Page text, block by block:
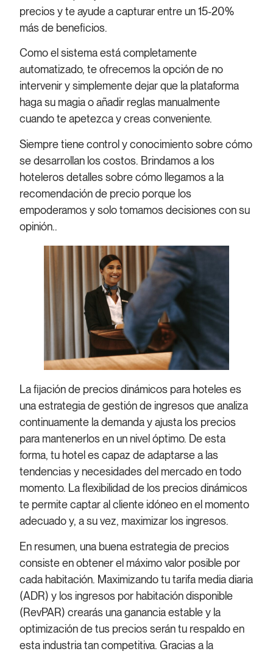
precios y te ayude a capturar entre un 15-20%
más de beneficios.
Como el sistema está completamente
automatizado, te ofrecemos la opción de no
intervenir y simplemente dejar que la plataforma
haga su magia o añadir reglas manualmente
cuando te apetezca y creas conveniente.
Siempre tiene control y conocimiento sobre cómo
se desarrollan los costos. Brindamos a los
hoteleros detalles sobre cómo llegamos a la
recomendación de precio porque los
empoderamos y solo tomamos decisiones con su
opinión..
La fijación de precios dinámicos para hoteles es
una estrategia de gestión de ingresos que analiza
continuamente la demanda y ajusta los precios
para mantenerlos en un nivel óptimo. De esta
forma, tu hotel es capaz de adaptarse a las
tendencias y necesidades del mercado en todo
momento. La flexibilidad de los precios dinámicos
te permite captar al cliente idóneo en el momento
adecuado y, a su vez, maximizar los ingresos.
En resumen, una buena estrategia de precios
consiste en obtener el máximo valor posible por
cada habitación. Maximizando tu tarifa media diaria
(ADR) y los ingresos por habitación disponible
(RevPAR) crearás una ganancia estable y la
optimización de tus precios serán tu respaldo en
esta industria tan competitiva. Gracias a la